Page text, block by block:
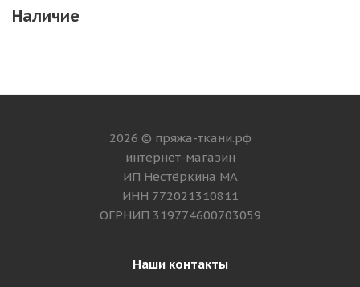
Наличие
2026 © пряжа-ткани.рф
интернет-магазин
ИП Нестёркина МА
ИНН 772021310811
ОГРНИП 319774600703059
Наши контакты